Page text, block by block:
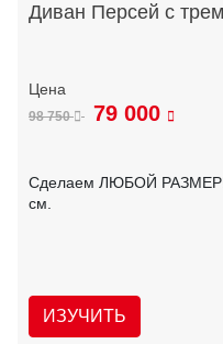
Диван Персей с
98 750 79 000
Сделаем ЛЮБОЙ РАЗМЕР!
см.
ИЗУЧИТЬ